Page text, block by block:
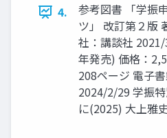
4.
参考図書 「学振
ツ」 改訂第２版
社：講談社
年発売) 価格：
208ページ 電子
2024/2/29 学振
に(2025) 大上雅